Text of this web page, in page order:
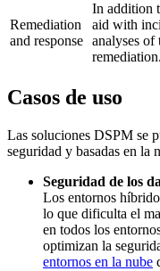
Remediation
and response
In addition
aid with
analyses of
remediation.
Casos de uso
Las soluciones DSPM se
seguridad y basadas en la
Seguridad de los
Los entornos
lo que dificulta el
en todos los
optimizan la
entornos en la nube